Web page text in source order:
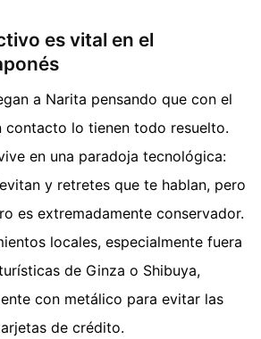
es vital en el
a Narita pensando que con el
contacto lo tienen todo resuelto.
en una paradoja tecnológica:
y retretes que te hablan, pero
es extremadamente conservador.
locales, especialmente fuera
de Ginza o Shibuya,
con metálico para evitar las
de crédito.